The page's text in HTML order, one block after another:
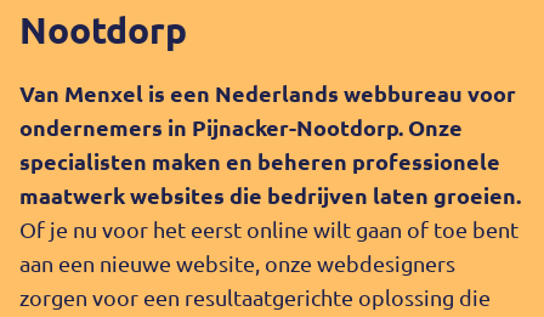
Nootdorp
Van Menxel is een Nederlands webbureau voor
ondernemers in Pijnacker-Nootdorp. Onze
specialisten maken en beheren professionele
maatwerk websites die bedrijven laten groeien.
Of je nu voor het eerst online wilt gaan of toe bent
aan een nieuwe website, onze webdesigners
zorgen voor een resultaatgerichte oplossing die